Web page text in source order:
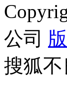
公司
搜狐不